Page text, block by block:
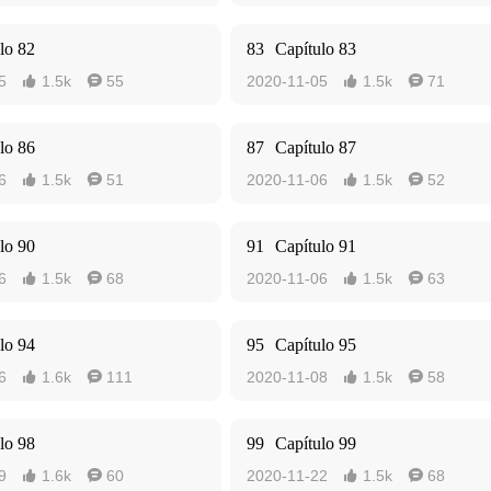
82
 1.5k  55
83 Capítulo 83
2020-11-05  1.5k  71
86
 1.5k  51
87 Capítulo 87
2020-11-06  1.5k  52
90
 1.5k  68
91 Capítulo 91
2020-11-06  1.5k  63
94
 1.6k  111
95 Capítulo 95
2020-11-08  1.5k  58
98
 1.6k  60
99 Capítulo 99
2020-11-22  1.5k  68